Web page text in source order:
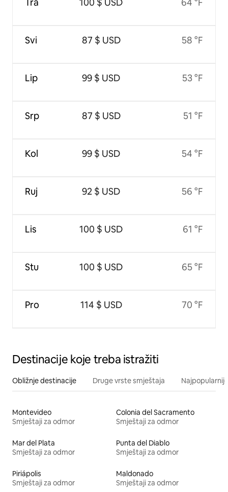
Tra
Svi
Lip
Srp
Kol
Ruj
Lis
Stu
Pro
100 $ USD
87 $ USD
99 $ USD
87 $ USD
99 $ USD
92 $ USD
100 $ USD
100 $ USD
114 $ USD
64 °F
58 °F
53 °F
51 °F
54 °F
56 °F
61 °F
65 °F
70 °F
Destinacije koje treba istražiti
Obližnje destinacije Druge vrste smještaja
Montevideo
Smještaji za odmor
Colonia del Sacramento
Smještaji za odmor
Mar del Plata
Smještaji za odmor
Punta del Diablo
Smještaji za odmor
Piriápolis
Smještaji za odmor
Maldonado
Smještaji za odmor